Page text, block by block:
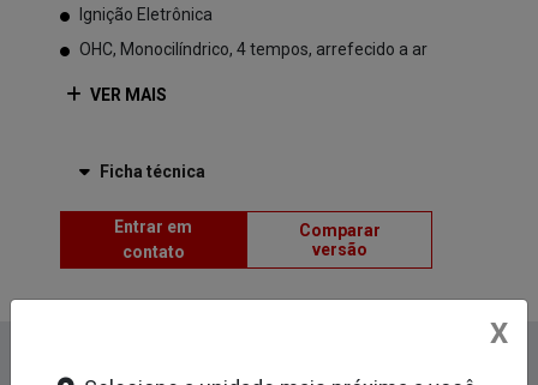
Ignição Eletrônica
OHC, Monocilíndrico, 4 tempos, arrefecido a ar
VER MAIS
Ficha técnica
Entrar em
contato
Comparar
versão
X